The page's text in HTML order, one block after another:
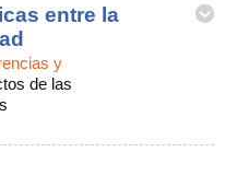
entre la
y
de las